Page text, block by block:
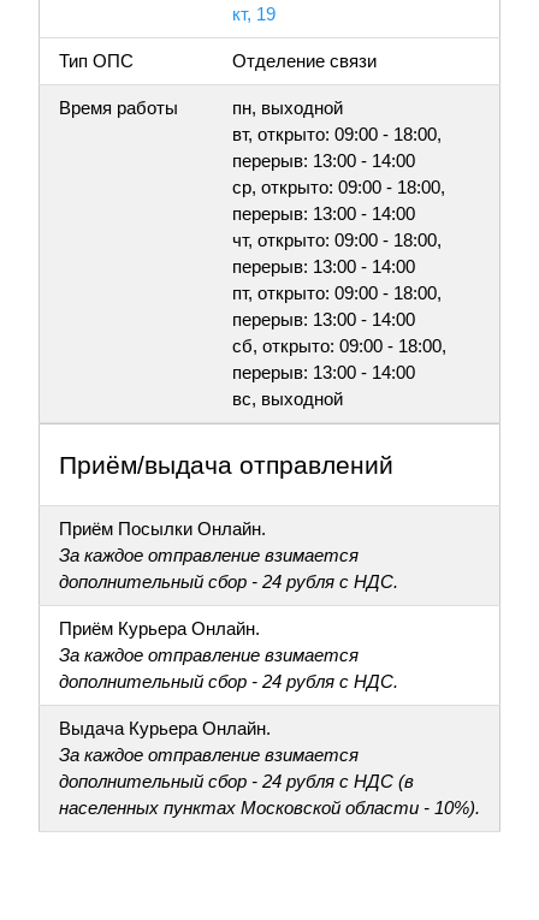
кт, 19
Тип ОПС Отделение связи
Время работы
пн, выходной
вт, открыто: 09:00 - 18:00,
перерыв: 13:00 - 14:00
ср, открыто: 09:00 - 18:00,
перерыв: 13:00 - 14:00
чт, открыто: 09:00 - 18:00,
перерыв: 13:00 - 14:00
пт, открыто: 09:00 - 18:00,
перерыв: 13:00 - 14:00
сб, открыто: 09:00 - 18:00,
перерыв: 13:00 - 14:00
вс, выходной
Приём/выдача отправлений
Приём Посылки Онлайн.
За каждое отправление взимается
дополнительный сбор - 24 рубля с НДС.
Приём Курьера Онлайн.
За каждое отправление взимается
дополнительный сбор - 24 рубля с НДС.
Выдача Курьера Онлайн.
За каждое отправление взимается
дополнительный сбор - 24 рубля с НДС (в
населенных пунктах Московской области - 10%).